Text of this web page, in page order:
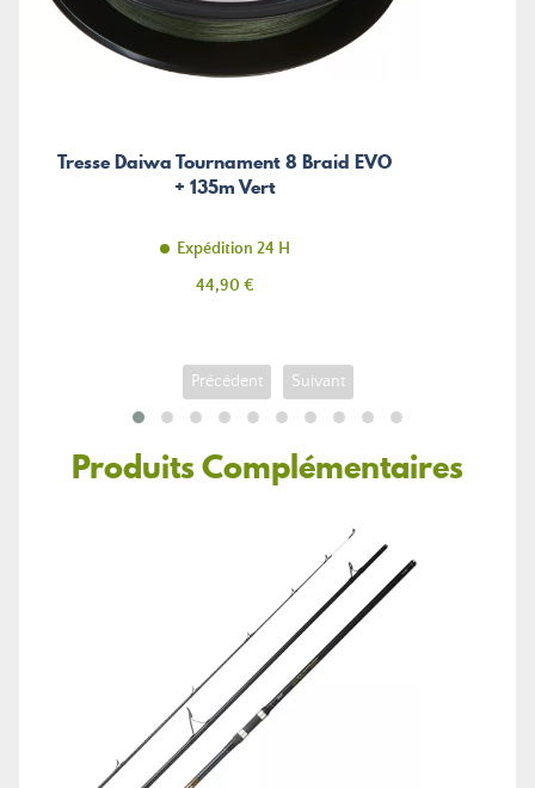
Tresse Daiwa Tournament 8 Braid EVO
+ 135m Vert
Expédition 24 H
Prix
44,90 €
Précédent Suivant
Produits Complémentaires